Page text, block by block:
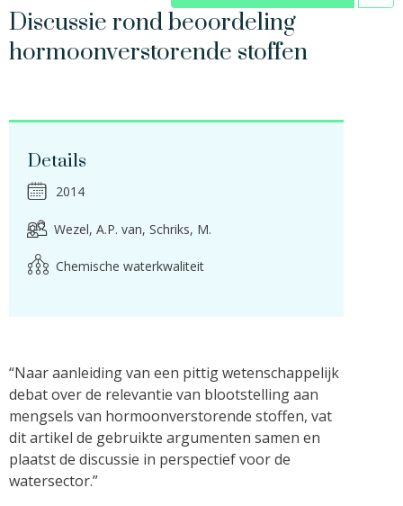
Discussie rond beoordeling
hormoonverstorende stoffen
Details
2014
Wezel, A.P. van Schriks, M.
Chemische waterkwaliteit
“Naar aanleiding van een pittig wetenschappelijk
debat over de relevantie van blootstelling aan
mengsels van hormoonverstorende stoffen, vat
dit artikel de gebruikte argumenten samen en
plaatst de discussie in perspectief voor de
watersector.”